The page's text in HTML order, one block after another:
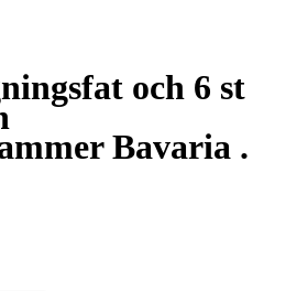
och 6 st
Bavaria .